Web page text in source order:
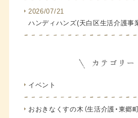
2026/07/21
ハンディハンズ(天白区生活介護事
イベント
おおきなくすの木（生活介護・東郷町